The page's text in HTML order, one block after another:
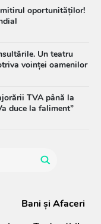
oportunităților!
Un teatru
voinței oamenilor
TVA până la
duce la faliment”
Bani și Afaceri